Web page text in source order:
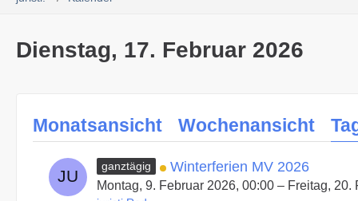
Dienstag, 17. Februar 2026
Monatsansicht Wochenansicht
ganztägig Winterferien MV 2026
Montag, 9. Februar 2026, 00:00 – Freitag, 20.